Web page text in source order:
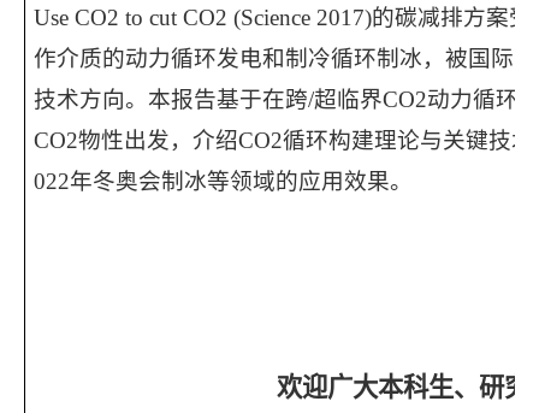
Use CO2 to cut CO2 (Science 2017)的碳减排方案
作介质的动力循环发电和制冷循环制冰，被国际
技术方向。本报告基于在跨/超临界CO2动力循环
CO2物性出发，介绍CO2循环构建理论与关键技
022年冬奥会制冰等领域的应用效果。
欢迎广大本科生、研究